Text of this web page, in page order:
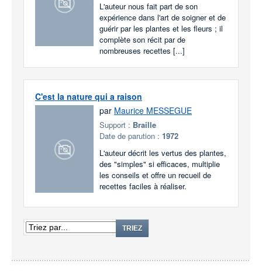
L'auteur nous fait part de son
expérience dans l'art de soigner et de
guérir par les plantes et les fleurs ; il
complète son récit par de
nombreuses recettes [...]
C'est la nature qui a raison
par Maurice MESSEGUE
Support : Braille
Date de parution : 1972
L'auteur décrit les vertus des plantes,
des "simples" si efficaces, multiplie
les conseils et offre un recueil de
recettes faciles à réaliser.
TRIEZ